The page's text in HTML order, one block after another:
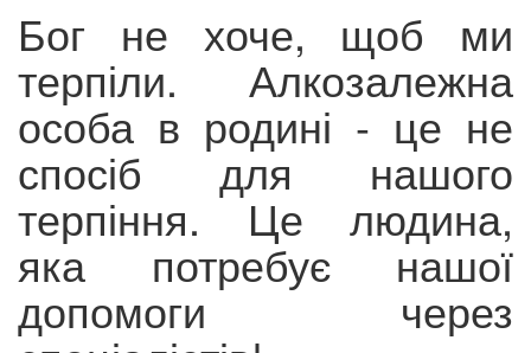
Бог не хоче, щоб ми
терпіли. Алкозалежна
особа в родині - це не
спосіб для нашого
терпіння. Це людина,
яка потребує нашої
допомоги через